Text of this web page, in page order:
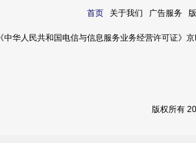
首页关于我们 广告服务
《中华人民共和国电信与信息服务业务经营许可证
版权所有